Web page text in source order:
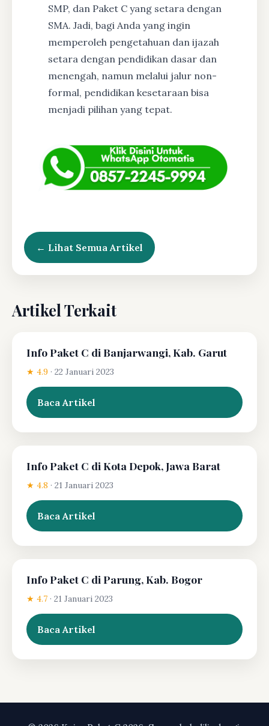
SMP, dan Paket C yang setara dengan
SMA. Jadi, bagi Anda yang ingin
memperoleh pengetahuan dan ijazah
setara dengan pendidikan dasar dan
menengah, namun melalui jalur non-
formal, pendidikan kesetaraan bisa
menjadi pilihan yang tepat.
← Lihat Semua Artikel
Artikel Terkait
Info Paket C di Banjarwangi, Kab. Garut
★ 4.9 · 22 Januari 2023
Baca Artikel
Info Paket C di Kota Depok, Jawa Barat
★ 4.8 · 21 Januari 2023
Baca Artikel
Info Paket C di Parung, Kab. Bogor
★ 4.7 · 21 Januari 2023
Baca Artikel